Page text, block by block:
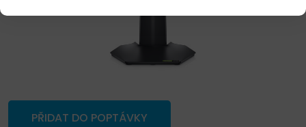
PŘIDAT DO POPTÁVKY